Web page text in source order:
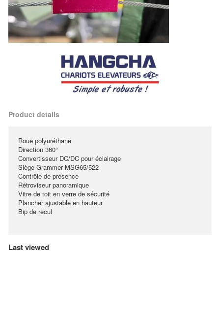
Product details
Roue polyuréthane
Direction 360°
Convertisseur DC/DC pour éclairage
Siège Grammer MSG65/522
Contrôle de présence
Rétroviseur panoramique
Vitre de toit en verre de sécurité
Plancher ajustable en hauteur
Bip de recul
Last viewed